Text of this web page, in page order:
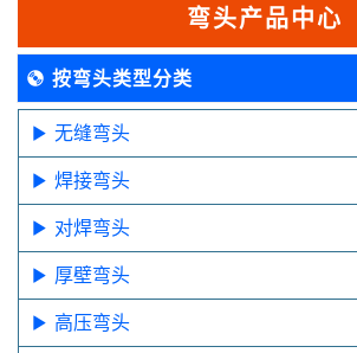
弯头产品中心
按弯头类型分类
无缝弯头
焊接弯头
对焊弯头
厚壁弯头
高压弯头